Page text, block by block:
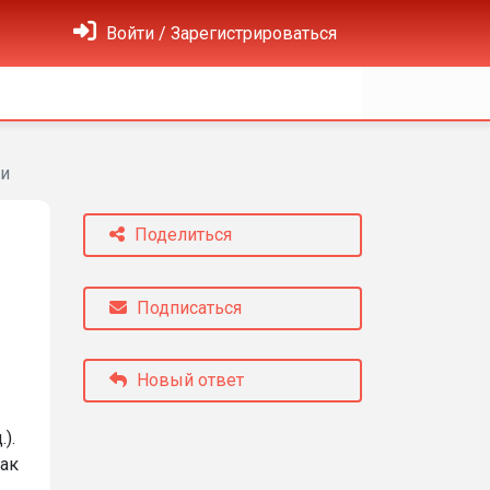
Войти / Зарегистрироваться
Поделиться
Подписаться
Новый ответ